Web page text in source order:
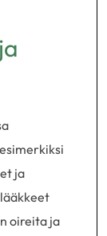
ja
oireita ja